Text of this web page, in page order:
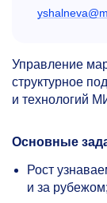
Управление
структурное
и технологий
Основные
Рост
и за рубежом;